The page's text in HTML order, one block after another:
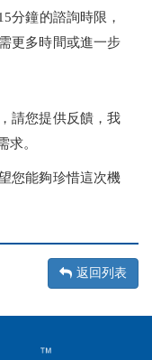
分鐘的諮詢時限，
更多時間或進一步
請您提供反饋，我
求。
您能夠珍惜這次機
返回列表